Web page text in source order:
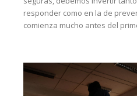
responder como en la de
comienza mucho antes del